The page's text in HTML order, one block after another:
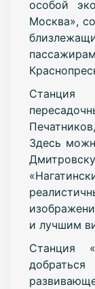
особой
Москва»,
Здесь
и лучшим
Станция